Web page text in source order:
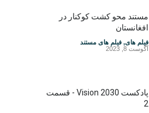
مستند محو کشت کوکنار در
افغانستان
فیلم های, فیلم های مستند
آگوست 8, 2023
پادکست Vision 2030 - قسمت
2